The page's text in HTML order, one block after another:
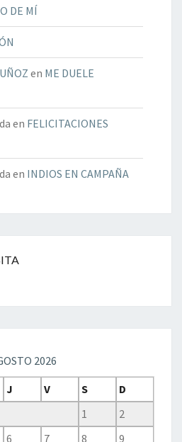
DE MÍ
en ME DUELE
en FELICITACIONES
en INDIOS EN CAMPAÑA
2026
J V S
D
1
2
6 7 8
9